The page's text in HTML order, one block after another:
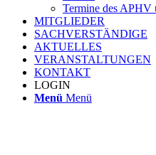
Termine des APHV
MITGLIEDER
SACHVERSTÄNDIGE
AKTUELLES
VERANSTALTUNGEN
KONTAKT
LOGIN
Menü Menü